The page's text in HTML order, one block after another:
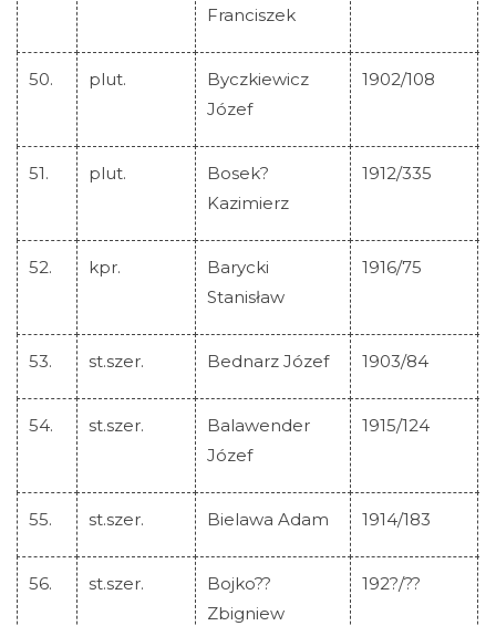
Franciszek
50. plut.
Byczkiewicz
Józef
1902/108
51. plut.
Bosek?
Kazimierz
1912/335
52. kpr.
Barycki
Stanisław
1916/75
53. st.szer. Bednarz Józef 1903/84
54. st.szer.
Balawender
Józef
1915/124
55. st.szer. Bielawa Adam 1914/183
56. st.szer.
Bojko??
Zbigniew
192?/??